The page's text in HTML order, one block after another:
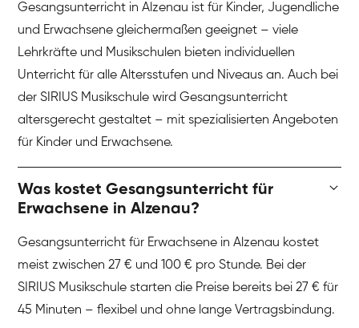
Gesangsunterricht in Alzenau ist für Kinder, Jugendliche
und Erwachsene gleichermaßen geeignet – viele
Lehrkräfte und Musikschulen bieten individuellen
Unterricht für alle Altersstufen und Niveaus an. Auch bei
der SIRIUS Musikschule wird Gesangsunterricht
altersgerecht gestaltet – mit spezialisierten Angeboten
für Kinder und Erwachsene.
Was kostet Gesangsunterricht für
Erwachsene in Alzenau?
Gesangsunterricht für Erwachsene in Alzenau kostet
meist zwischen 27 € und 100 € pro Stunde. Bei der
SIRIUS Musikschule starten die Preise bereits bei 27 € für
45 Minuten – flexibel und ohne lange Vertragsbindung.